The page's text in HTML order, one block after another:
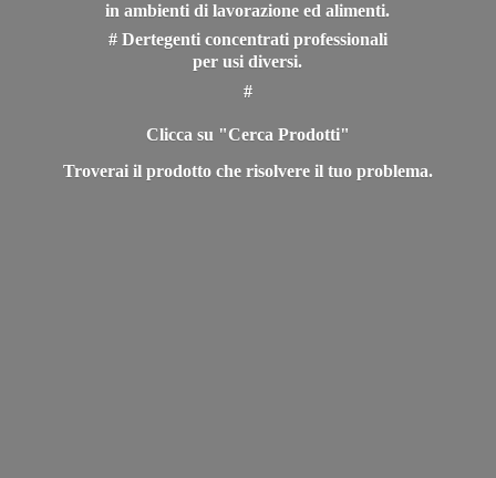
in ambienti di lavorazione ed alimenti.
# Dertegenti concentrati professionali
per usi diversi.
#
Clicca su "Cerca Prodotti"
Troverai il prodotto che risolvere il tuo problema.